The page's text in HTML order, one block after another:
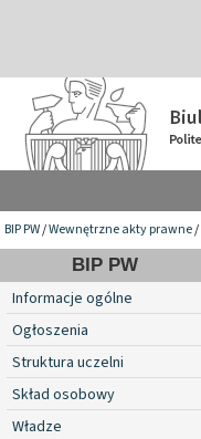
BIP PW/Wewnętrzne akty prawne/
BIP PW
Informacje ogólne
Ogłoszenia
Struktura uczelni
Skład osobowy
Władze